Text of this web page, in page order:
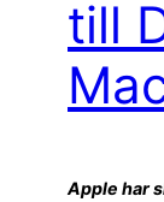
till
Apple har